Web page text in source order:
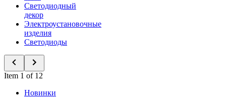
Светодиодный
декор
Электроустановочные
изделия
Светодиоды
Item 1 of 12
Новинки